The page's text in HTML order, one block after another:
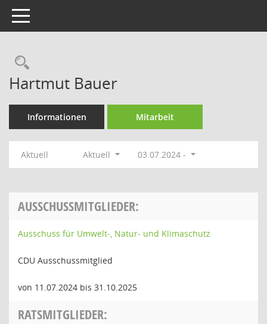
Toggle navigation
Rechercheauswahl
Hartmut Bauer
Informationen Mitarbeit
Aktuell Aktuell 03.07.2024 -
AUSSCHUSSMITGLIEDER:
Ausschuss für Umwelt-, Natur- und Klimaschutz
CDU Ausschussmitglied
von 11.07.2024 bis 31.10.2025
RATSMITGLIEDER: